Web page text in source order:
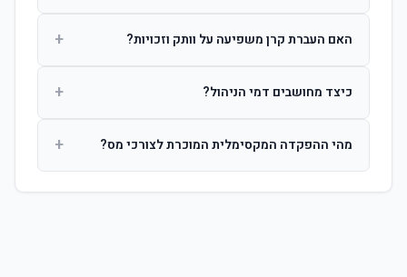
הרווחים. לאחר 6 שנים ניתן למשוך פטור ממס עד לתקרה
האם העברת קרן משפיעה על וותק וזכויות? +
החברות. הוותק ממשיך להיספר מיום ההפקדה הראשונה.
כיצד מחושבים דמי הניהול? +
ומתן על שיעורם בעת הצטרפות.
מהי ההפקדה המקסימלית המוכרת לצורכי מס? +